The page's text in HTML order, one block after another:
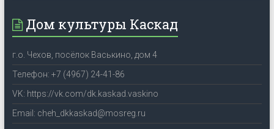
Дом культуры Каскад
г.о. Чехов, посёлок Васькино, дом 4
Телефон: +7 (4967) 24-41-86
VK: https://vk.com/dk.kaskad.vaskino
Email: cheh_dkkaskad@mosreg.ru